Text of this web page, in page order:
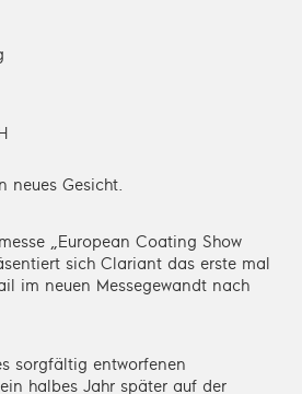
neues Gesicht.
„European Coating Show
sich Clariant das erste mal
im neuen Messegewandt nach
sorgfältig entworfenen
halbes Jahr später auf der